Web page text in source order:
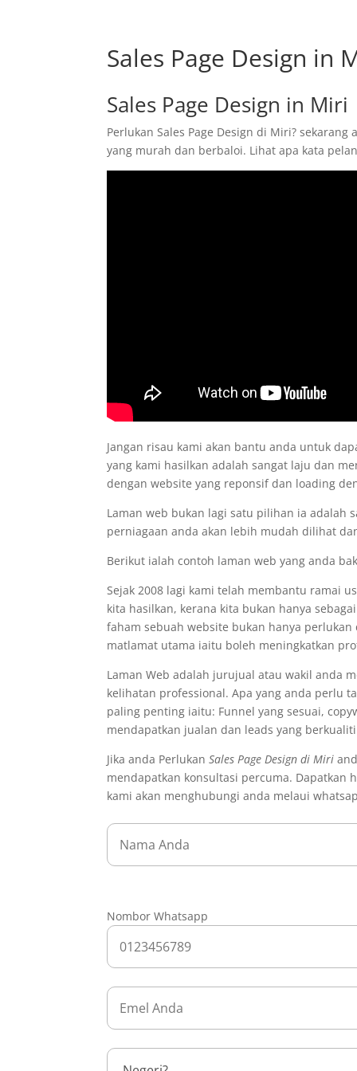
Sales Page Design in
Sales Page Design in Miri
Perlukan Sales Page Design di Miri?
yang murah dan berbaloi. Lihat apa kata
Jangan risau kami akan bantu anda untuk
yang kami hasilkan adalah sangat laju dan
dengan website yang reponsif dan loading
Laman web bukan lagi satu pilihan ia adalah
perniagaan anda akan lebih mudah dilihat
Berikut ialah contoh laman web yang anda
Sejak 2008 lagi kami telah membantu ramai
kita hasilkan, kerana kita bukan hanya
faham sebuah website bukan hanya
matlamat utama iaitu boleh meningkatkan
Laman Web adalah jurujual atau wakil anda
kelihatan professional. Apa yang anda perlu
paling penting iaitu: Funnel yang sesuai,
mendapatkan jualan dan leads yang
Jika anda PerlukanSales Page Design di Miri
mendapatkan konsultasi percuma. Dapatkan
kami akan menghubungi anda melaui
Nombor Whatsapp